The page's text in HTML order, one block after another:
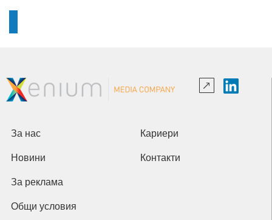
За нас Кариери
Новини Контакти
За реклама
Общи условия